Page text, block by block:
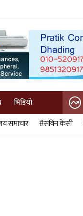
भिडियो
समाचार #सविन केसी